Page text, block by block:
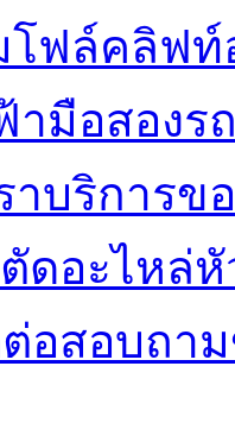
โฟล์คลิฟท์
ามือสองร
าบริการข
ดอะไหล่
อสอบถา